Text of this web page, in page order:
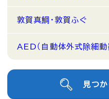
敦賀真鯛・敦賀ふぐ
AED（自動体外式除細動
見つ